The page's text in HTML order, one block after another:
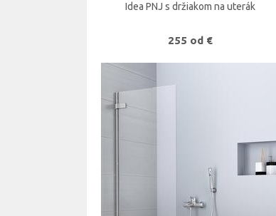
Idea PNJ s držiakom na uterák
255 od €